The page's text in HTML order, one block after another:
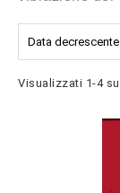
Data decrescente
Visualizzati 1-4